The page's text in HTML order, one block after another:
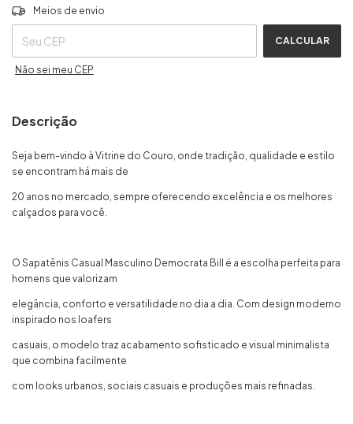
Entregas para o CEP:
Meios de envio
CALCULAR
Não sei meu CEP
Descrição
Seja bem-vindo à Vitrine do Couro, onde tradição, qualidade e estilo
se encontram há mais de
20 anos no mercado, sempre oferecendo excelência e os melhores
calçados para você.
O Sapatênis Casual Masculino Democrata Bill é a escolha perfeita para
homens que valorizam
elegância, conforto e versatilidade no dia a dia. Com design moderno
inspirado nos loafers
casuais, o modelo traz acabamento sofisticado e visual minimalista
que combina facilmente
com looks urbanos, sociais casuais e produções mais refinadas.